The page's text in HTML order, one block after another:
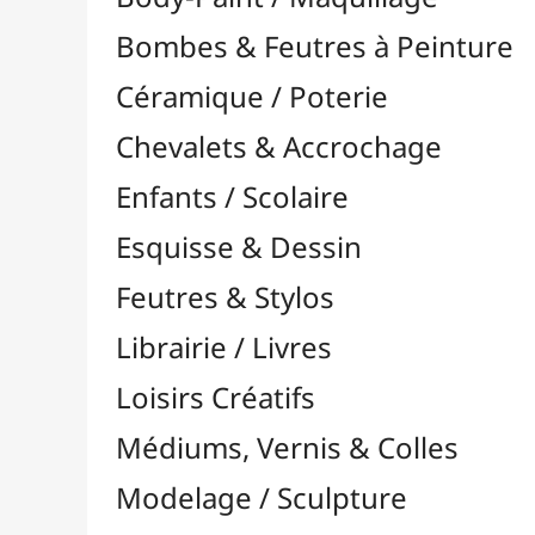
Feutres & Stylos
Librairie / Livres
Loisirs Créatifs
Médiums, Vernis & Colles
Modelage / Sculpture
Peintures / Couleurs
Résines / Moulage
Supports Dessin & Peinture
Transport / Rangement
Vannerie / Rotin
Accessoires / Outils
Éclisse & Bandes de Rotin
Livre sur le Rotin